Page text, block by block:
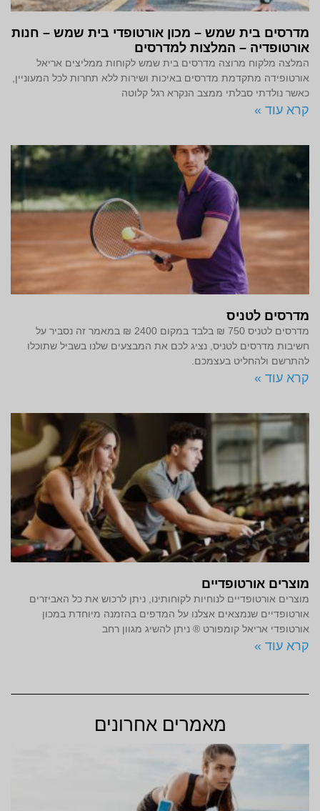
מדרסים בית שמש – מכון אורטופדי בית שמש – חנות
אורטופדיה – המלצות למדרסים
המלצה מלקוח מרוצה מדרסים בית שמש לקוחות ממליצים אריאל
אורטופידה מתקדמת מדרסים באיכות ושירות ללא תחרות לכל המעוניין,
כאשר נולדתי סבלתי ממצב הנקרא רגל קלוטה
קרא עוד »
מדרסים לטניס
מדרסים לטניס 750 ₪ בלבד במקום 2400 ₪ במאמר זה נסביר על
חשיבות מדרסים לטניס, נציג לכם את המבצעים שלנו בשביל שתוכלו
להתרשם ולהחליט בעצמכם.
קרא עוד »
מוצרים אורטופדיים
מוצרים אורטופדיים לנוחיות לקוחותינו, ניתן לרכוש את כל האביזרים
אורטופדיים שנמצאים אצלנו על המדפים בהזמנה מיוחדת במכון
אורטופדי אריאל קומפורט ® ניתן להשיג מגוון רחב
קרא עוד »
מאמרים אחרונים